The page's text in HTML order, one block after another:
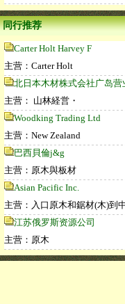
同行推荐
Carter Holt Harvey F
主营：Carter Holt
北日本木材株式会社广岛营
主营： 山林経営・
Woodking Trading Ltd
主营：New Zealand
巴西貝倫j&g
主营：原木與板材
Asian Pacific Inc.
主营：入口原木和鋸材(木)到
江苏俄罗斯资源公司
主营：原木